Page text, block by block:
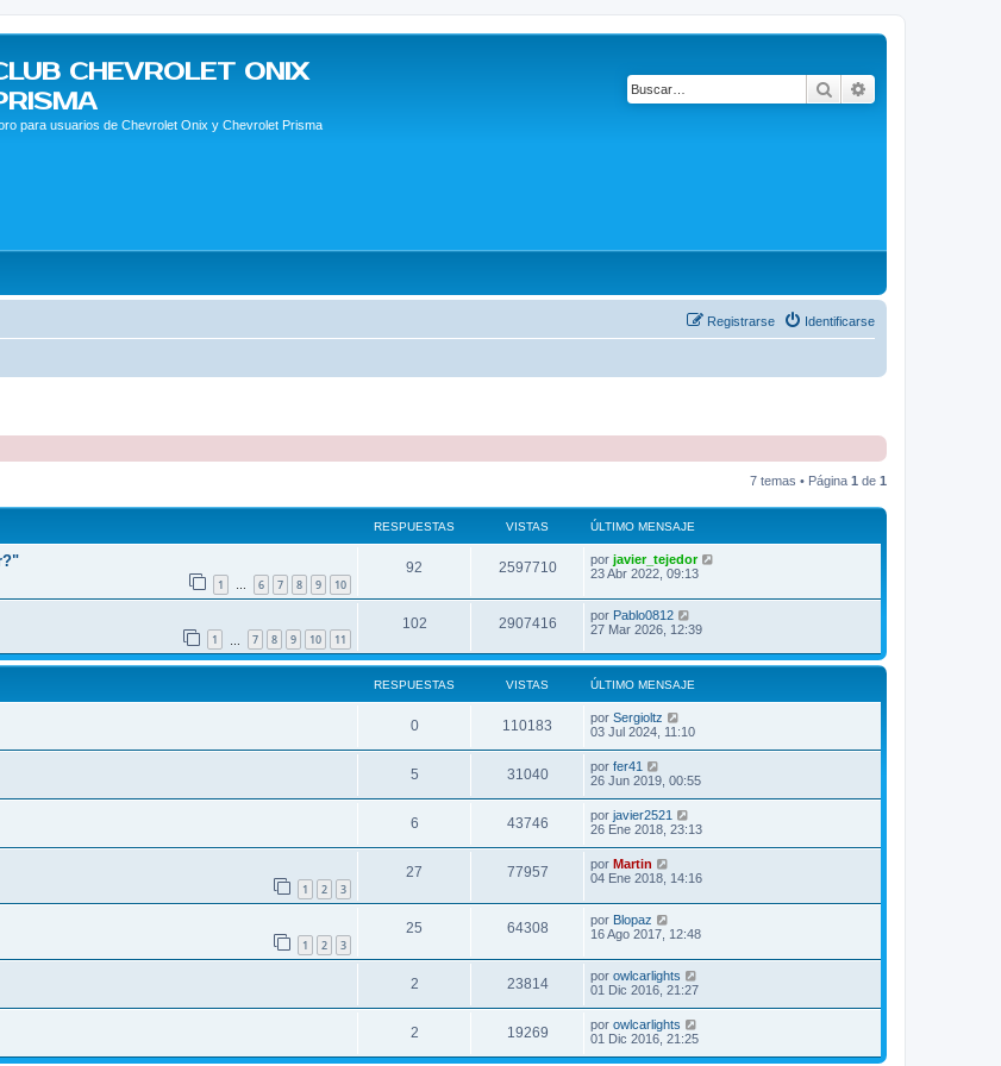
CHEVROLET ONIX
para usuarios de Chevrolet Onix y Chevrolet Prisma
Buscar
Identificarse
Registrarse
7 temas • Página 1 de 1
RESPUESTAS VISTAS ÚLTIMO MENSAJE
1 … 6 7 8 9 10
92 2597710 por javier_tejedor
23 Abr 2022, 09:13
1 7 8 9 10 11
102 2907416 por Pablo0812
27 Mar 2026, 12:39
RESPUESTAS VISTAS ÚLTIMO MENSAJE
0 110183 por Sergioltz
03 Jul 2024, 11:10
5 31040 por fer41
26 Jun 2019, 00:55
6 43746 por javier2521
26 Ene 2018, 23:13
1 2 3
27 77957 por Martin
04 Ene 2018, 14:16
1 2 3
25 64308 por Blopaz
16 Ago 2017, 12:48
2 23814 por owlcarlights
01 Dic 2016, 21:27
2 19269 por owlcarlights
01 Dic 2016, 21:25